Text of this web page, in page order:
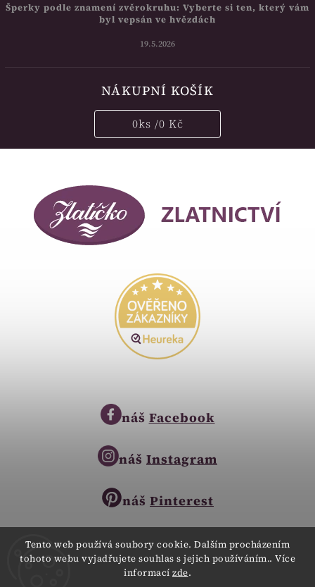
Tento web používá soubory cookie. Dalším procházením
tohoto webu vyjadřujete souhlas s jejich používáním.. Více
informací zde.
Šperky podle znamení zvěrokruhu: Vyberte si ten, který vám
byl vepsán ve hvězdách
19.5.2026
NÁKUPNÍ KOŠÍK
0ks /0 Kč
náš Facebook
náš Instagram
náš Pinterest
Copyright © 2023